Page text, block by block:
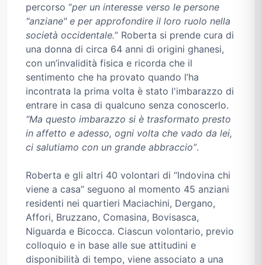
percorso “per un interesse verso le persone
"anziane" e per approfondire il loro ruolo nella
società occidentale.” Roberta si prende cura di
una donna di circa 64 anni di origini ghanesi,
con un’invalidità fisica e ricorda che il
sentimento che ha provato quando l’ha
incontrata la prima volta è stato l'imbarazzo di
entrare in casa di qualcuno senza conoscerlo.
“Ma questo imbarazzo si è trasformato presto
in affetto e adesso, ogni volta che vado da lei,
ci salutiamo con un grande abbraccio”.
Roberta e gli altri 40 volontari di “Indovina chi
viene a casa” seguono al momento 45 anziani
residenti nei quartieri Maciachini, Dergano,
Affori, Bruzzano, Comasina, Bovisasca,
Niguarda e Bicocca. Ciascun volontario, previo
colloquio e in base alle sue attitudini e
disponibilità di tempo, viene associato a una